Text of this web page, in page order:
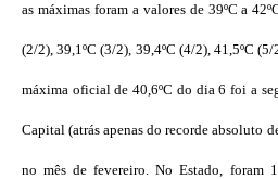
as máximas foram a valores de 39ºC a
(2/2), 39,1ºC (3/2), 39,4ºC (4/2), 41,5ºC
máxima oficial de 40,6ºC do dia 6 foi a
Capital (atrás apenas do recorde absoluto
no mês de fevereiro. No Estado, foram